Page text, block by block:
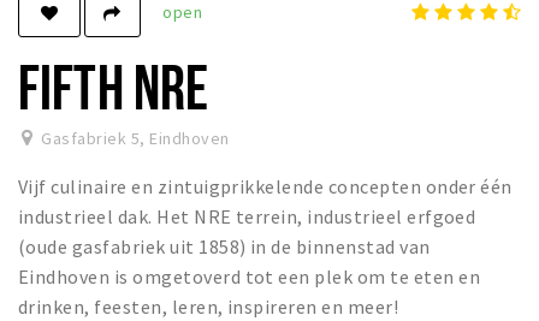
Winkels
Aanbiedingen
Ook reclame maken?
Over Eindhovens Rondje
Inloggen
open
FIFTH NRE
Gasfabriek 5, Eindhoven
Vijf culinaire en zintuigprikkelende concepten onder één
industrieel dak. Het NRE terrein, industrieel erfgoed
(oude gasfabriek uit 1858) in de binnenstad van
Eindhoven is omgetoverd tot een plek om te eten en
drinken, feesten, leren, inspireren en meer!